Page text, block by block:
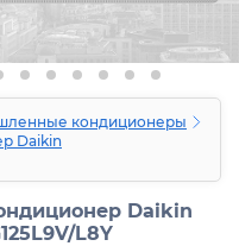
кондиционеры
Daikin
Daikin
L8Y